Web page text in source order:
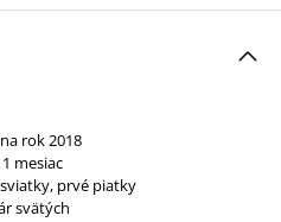
rok 2018
mesiac
prvé piatky
svätých